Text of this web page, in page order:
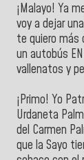
¡Malayo! Ya
voy a dejar
te quiero más
un autobús
vallenatos y
¡Primo! Yo
Urdaneta
del Carmen
que la Sayo